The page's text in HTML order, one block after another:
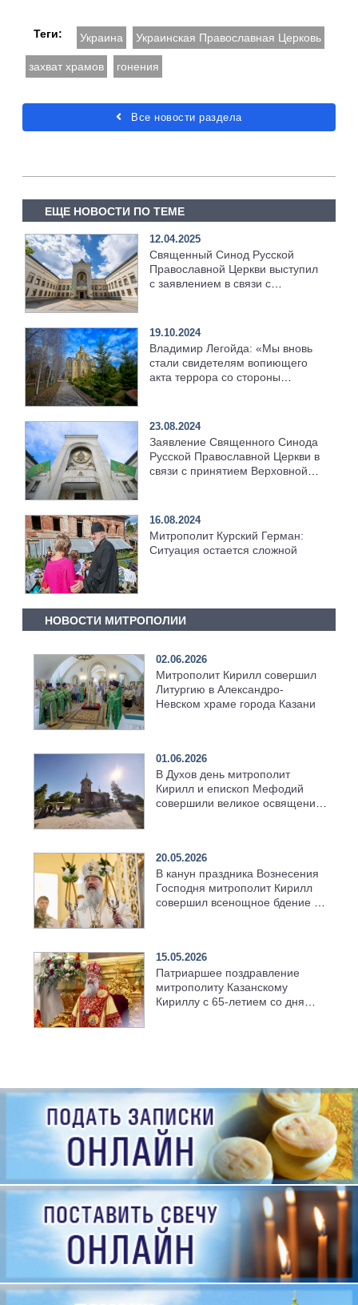
Теги: Украина Украинская Православная Церковь
захват храмов гонения
Все новости раздела
ЕЩЕ НОВОСТИ ПО ТЕМЕ
12.04.2025
Священный Синод Русской
Православной Церкви выступил
с заявлением в связи с
Эстонской Православной Церкви
19.10.2024
Владимир Легойда: «Мы вновь
стали свидетелям вопиющего
акта террора со стороны
Украинской Православной
Церкви»
23.08.2024
Заявление Священного Синода
Русской Православной Церкви в
связи с принятием Верховной
Украинской Православной
Церкви
16.08.2024
Митрополит Курский Герман:
Ситуация остается сложной
НОВОСТИ МИТРОПОЛИИ
02.06.2026
Митрополит Кирилл совершил
Литургию в Александро-
Невском храме города Казани
01.06.2026
В Духов день митрополит
Кирилл и епископ Мефодий
совершили великое освящение
20.05.2026
В канун праздника Вознесения
Господня митрополит Кирилл
совершил всенощное бдение в
15.05.2026
Патриаршее поздравление
митрополиту Казанскому
Кириллу с 65-летием со дня